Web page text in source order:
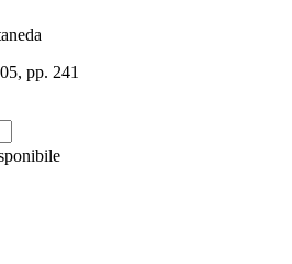
pp. 241